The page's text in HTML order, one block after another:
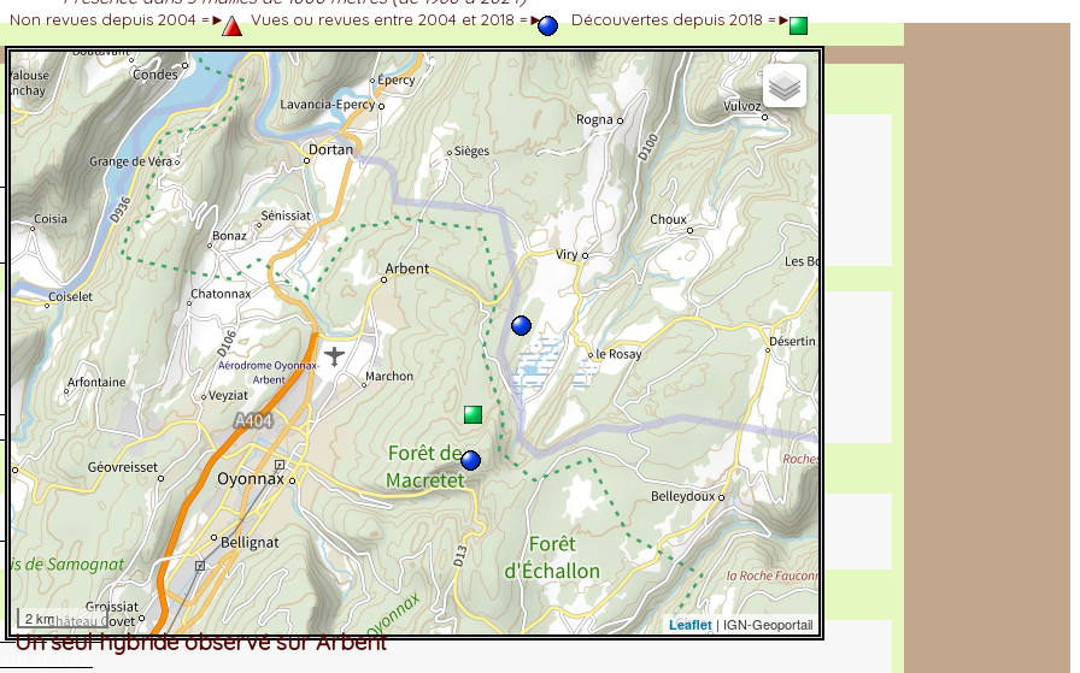
Alpes
et cotations UICN)
?
2 km Leaflet | IGN-Geoportail
Un seul hybride observé sur Arbent
Non revues depuis 2004 =► Vues ou revues entre 2004 et 2018 =► Découvertes depuis 2018 =►